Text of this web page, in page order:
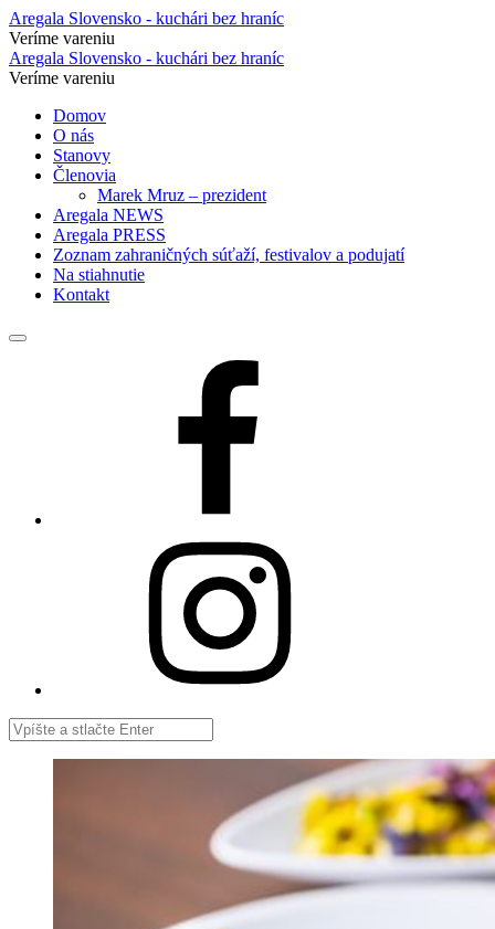
O
nás
–
Aregala
Slovensko
kuchári
bez
hraníc
Aregala Slovensko - kuchári bez hraníc
Veríme vareniu
O
nás
Aregala
Slovensko
kuchári
bez
hraníc
Aregala Slovensko - kuchári bez hraníc
Veríme vareniu
Preskočiť
obsah
Domov
O nás
Stanovy
Členovia
Marek Mruz – prezident
Aregala NEWS
Aregala PRESS
Zoznam zahraničných súťaží, festivalov a podujatí
Na stiahnutie
Kontakt
Jedálny
Vyhľadávanie